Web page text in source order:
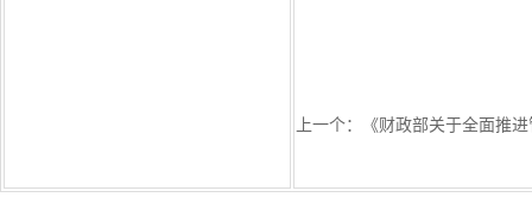
上一个： 《财政部关于全面推